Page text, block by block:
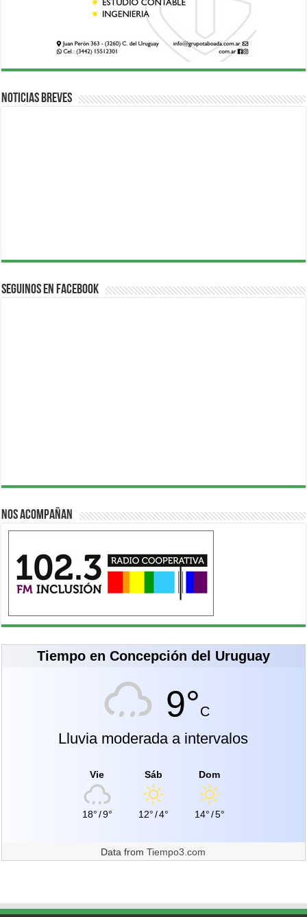
Noticias breves
Seguinos en Facebook
Nos acompañan
Tiempo en Concepción del Uruguay
9°C
Lluvia moderada a intervalos
Vie
18°/9°
Sáb
12°/4°
Dom
14°/5°
Data fromTiempo3.com